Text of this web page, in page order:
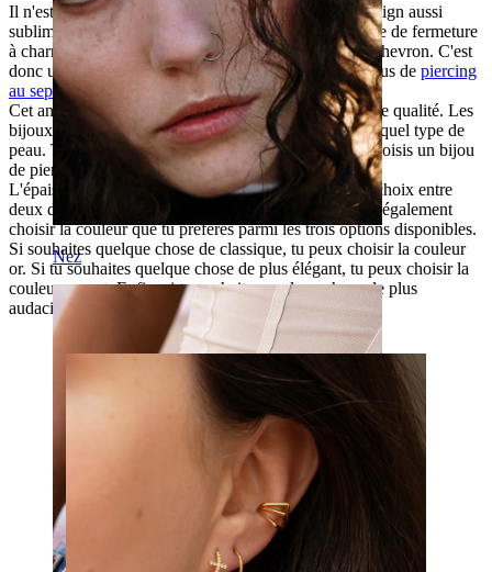
Nez
Il n'est pas commun de trouver un anneau avec un design aussi
sublime que celui de ce bijou. En plus d'un mécanisme de fermeture
à charnière, il est muni de trois anneaux en forme de chevron. C'est
donc un bijou qui ne passera pas inaperçu dans tes trous de piercing
au septumou à l'oreille.
Cet anneau est en titane G23, un matériau de très haute qualité. Les
bijoux en titane conviennent parfaitement à n'importe quel type de
peau. Tu n'as donc aucun souci à te faire lorsque tu choisis un bijou
de piercing en titane hypoallergénique.
L'épaisseur du fil de ce bijou est de 1,2 mm. Tu as le choix entre
deux diamètres différents (8 mm ou 10 mm). Tu peux également
choisir la couleur que tu préfères parmi les trois options disponibles.
Si souhaites quelque chose de classique, tu peux choisir la couleur
or. Si tu souhaites quelque chose de plus élégant, tu peux choisir la
couleur argent. Enfin, si tu souhaites quelque chose de plus
audacieux, tu peux choisir la couleur noire.